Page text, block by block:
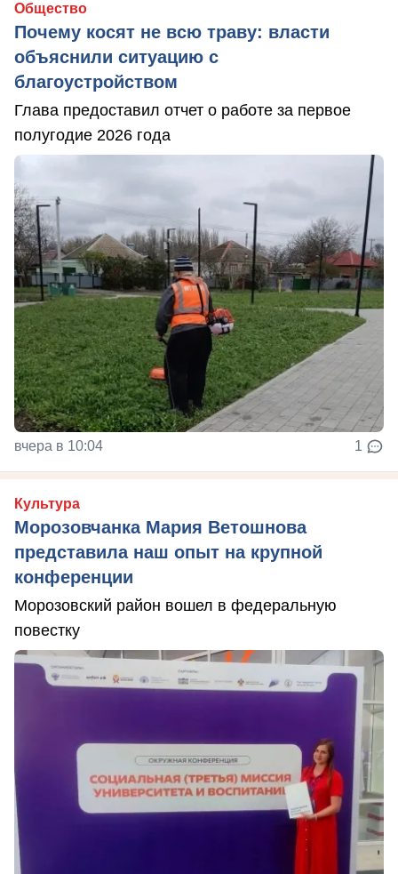
Общество
Почему косят не всю траву: власти
объяснили ситуацию с
благоустройством
Глава предоставил отчет о работе за первое
полугодие 2026 года
вчера в 10:04 1
Культура
Морозовчанка Мария Ветошнова
представила наш опыт на крупной
конференции
Морозовский район вошел в федеральную
повестку